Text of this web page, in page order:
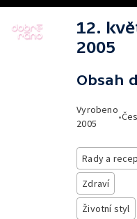
12.
2005
Obsah
Vyrobeno
2005
•
Rady a
Zdraví
Životní styl